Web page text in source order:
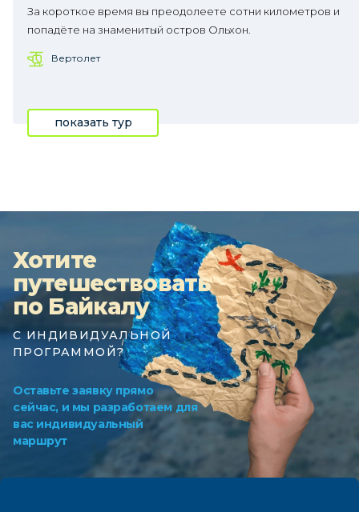
За короткое время вы преодолеете сотни километров и
попадёте на знаменитый остров Ольхон.
Вертолет
показать тур
Хотите
путешествовать
по Байкалу
С ИНДИВИДУАЛЬНОЙ
ПРОГРАММОЙ?
Оставьте заявку прямо
сейчас, и мы разработаем для
вас индивидуальный
маршрут